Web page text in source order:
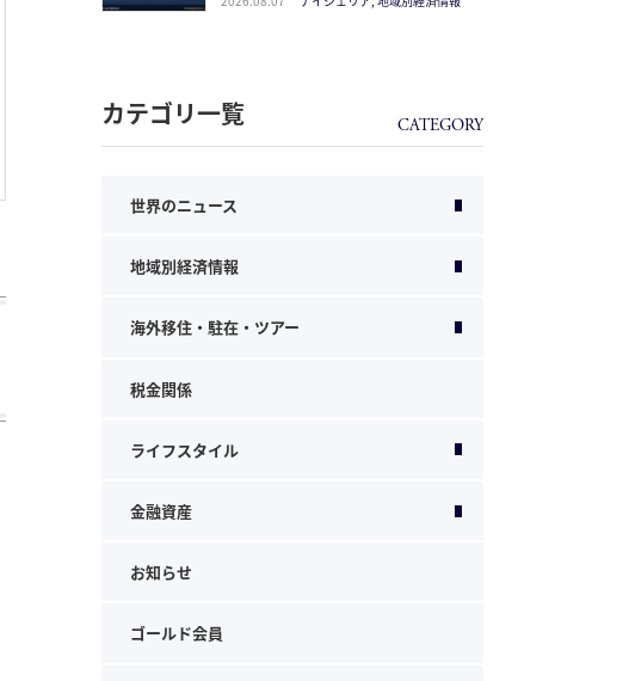
カテゴリ一覧
世界のニュース
地域別経済情報
海外移住・駐在・ツアー
税金関係
ライフスタイル
金融資産
お知らせ
ゴールド会員